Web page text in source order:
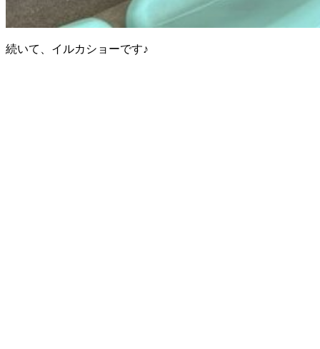
続いて、イルカショーです♪